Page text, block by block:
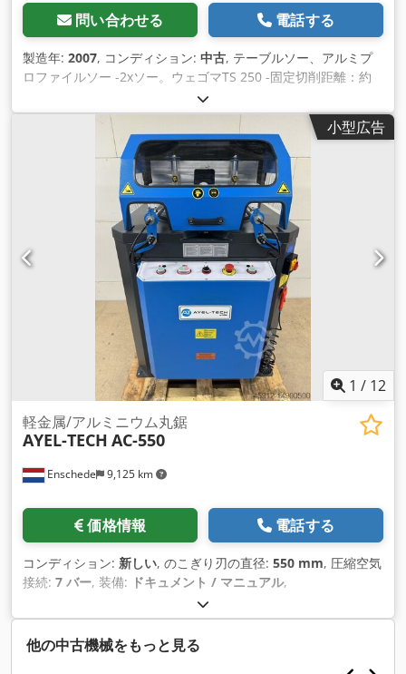
問い合わせる 電話する
製造年: 2007, コンディション: 中古, テーブルソー、アルミプ
ロファイルソー -2xソー。ウェゴマTS 250 -固定切削距離：約
450mm -のこぎり：個別または同時に制御可能 -フットスイッ
チ -鋸の刃。鋸刃：Ø 250 mm -電圧：220/380 V -ソーモータ
ー0.75kW Dcsdpfx Ahed Sm U Ro Hok -寸法図。
850/790/H1660 mm -重量：234kg
小型広告
1 / 12
Enschede 9,125 km
軽金属/アルミニウム丸鋸
AYEL-TECH AC-550
価格情報 電話する
コンディション: 新しい, のこぎり刃の直径: 550 mm, 圧縮空気
接続: 7 バー, 装備: ドキュメント / マニュアル,
他の中古機械をもっと見る